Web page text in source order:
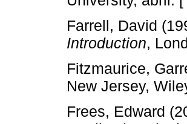
Farrell, David
Introduction,
Fitzmaurice,
New Jersey,
Frees, Edward